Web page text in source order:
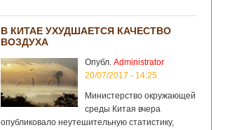
В КИТАЕ УХУДШАЕТСЯ КАЧЕСТВО
ВОЗДУХА
Опубл. Administrator
20/07/2017 - 14:25
Министерство окружающей
среды Китая вчера
опубликовало неутешительную статистику,